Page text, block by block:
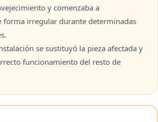
y comenzaba a
forma irregular durante determinadas
se sustituyó la pieza afectada y
funcionamiento del resto de